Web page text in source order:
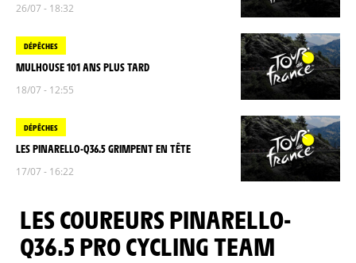
26/07 - 18:32
DÉPÊCHES
MULHOUSE 101 ANS PLUS TARD
18/07 - 12:55
DÉPÊCHES
LES PINARELLO-Q36.5 GRIMPENT EN TÊTE
17/07 - 16:22
LES COUREURS PINARELLO-
Q36.5 PRO CYCLING TEAM